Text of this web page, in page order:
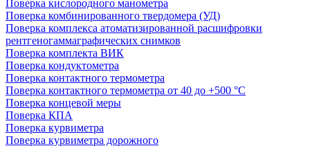
Поверка кислородного манометра
Поверка комбинированного твердомера (УД)
Поверка комплекса атоматизированной расшифровки
рентгеногаммаграфических снимков
Поверка комплекта ВИК
Поверка кондуктометра
Поверка контактного термометра
Поверка контактного термометра от 40 до +500 °С
Поверка концевой меры
Поверка КПА
Поверка курвиметра
Поверка курвиметра дорожного